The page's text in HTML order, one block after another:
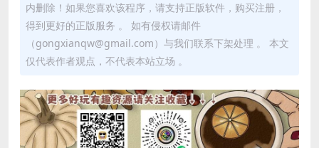
内删除！如果您喜欢该程序，请支持正版软件，购买注册，
得到更好的正版服务 。 如有侵权请邮件
（gongxianqw@gmail.com）与我们联系下架处理 。 本文
仅代表作者观点，不代表本站立场 。